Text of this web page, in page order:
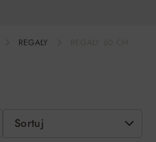
REGAŁY
Sortuj